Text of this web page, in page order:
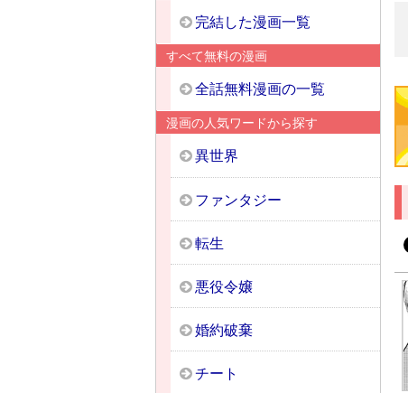
完結した漫画一覧
すべて無料の漫画
全話無料漫画の一覧
漫画の人気ワードから探す
異世界
ファンタジー
転生
悪役令嬢
婚約破棄
チート